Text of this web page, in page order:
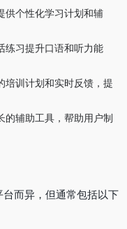
供个性化学习计划和辅
练习提升口语和听力能
培训计划和实时反馈，提
的辅助工具，帮助用户制
而异，但通常包括以下